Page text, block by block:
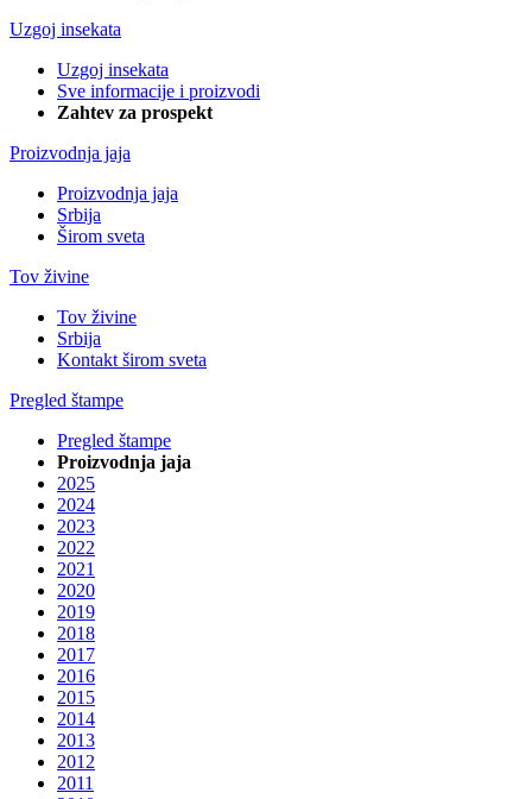
Uzgoj insekata
Uzgoj insekata
Sve informacije i proizvodi
Zahtev za prospekt
Proizvodnja jaja
Proizvodnja jaja
Srbija
Širom sveta
Tov živine
Tov živine
Srbija
Kontakt širom sveta
Pregled štampe
Pregled štampe
Proizvodnja jaja
2025
2024
2023
2022
2021
2020
2019
2018
2017
2016
2015
2014
2013
2012
2011